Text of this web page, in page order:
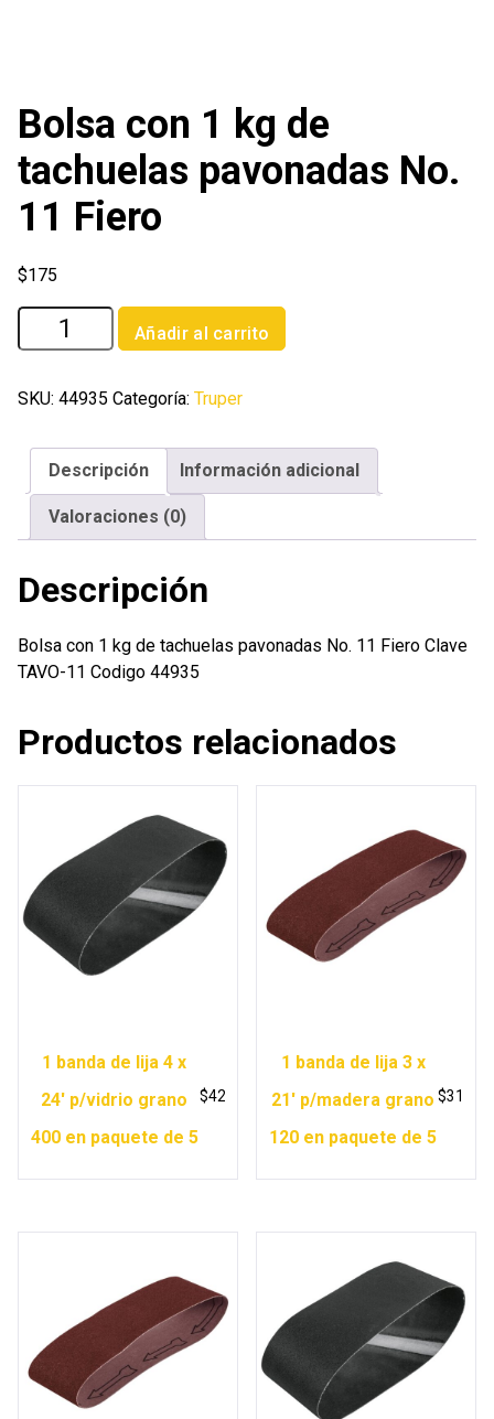
Bolsa con 1 kg de
tachuelas pavonadas No.
11 Fiero
$175
Bolsa
con
kg
tachuelas
pavonadas
No.
cantidad
Añadir al carrito
SKU: 44935 Categoría: Truper
Descripción Información adicional
Valoraciones (0)
Descripción
Bolsa con 1 kg de tachuelas pavonadas No. 11 Fiero Clave
TAVO-11 Codigo 44935
Productos relacionados
1 banda de lija 4 x
24′ p/vidrio grano
400 en paquete de 5
$42
1 banda de lija 3 x
21′ p/madera grano
120 en paquete de 5
$31